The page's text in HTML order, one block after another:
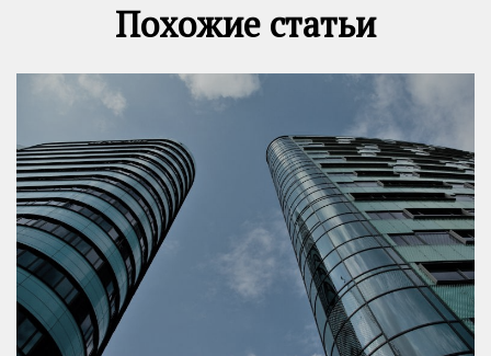
Похожие статьи